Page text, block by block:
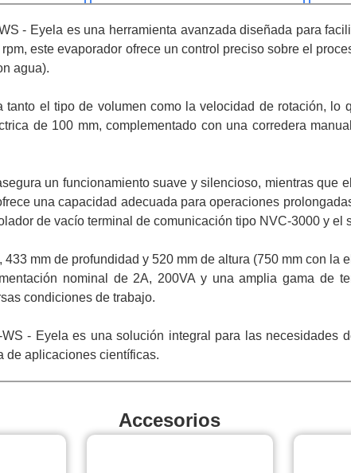
- Eyela es una herramienta avanzada diseñada para
este evaporador ofrece un control preciso sobre el
agua).
el tipo de volumen como la velocidad de rotación,
de 100 mm, complementado con una corredera
un funcionamiento suave y silencioso, mientras
una capacidad adecuada para operaciones
de vacío terminal de comunicación tipo NVC-3000 y el
mm de profundidad y 520 mm de altura (750 mm con la
nominal de 2A, 200VA y una amplia gama de
condiciones de trabajo.
- Eyela es una solución integral para las necesidades
de aplicaciones científicas.
Accesorios